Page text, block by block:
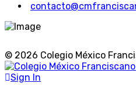
© 2026 Colegio México
Sign In